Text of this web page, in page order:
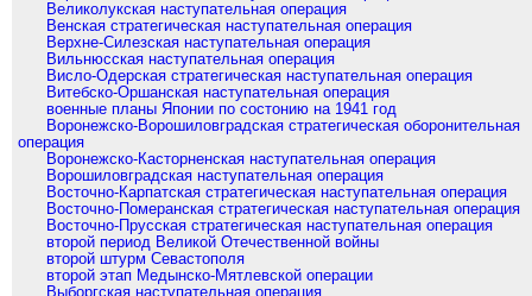
Великолукская наступательная операция
Венская стратегическая наступательная операция
Верхне-Силезская наступательная операция
Вильнюсская наступательная операция
Висло-Одерская стратегическая наступательная операция
Витебско-Оршанская наступательная операция
военные планы Японии по состонию на 1941 год
Воронежско-Ворошиловградская стратегическая оборонительная
операция
Воронежско-Касторненская наступательная операция
Ворошиловградская наступательная операция
Восточно-Карпатская стратегическая наступательная операция
Восточно-Померанская стратегическая наступательная операция
Восточно-Прусская стратегическая наступательная операция
второй период Великой Отечественной войны
второй штурм Севастополя
второй этап Медынско-Мятлевской операции